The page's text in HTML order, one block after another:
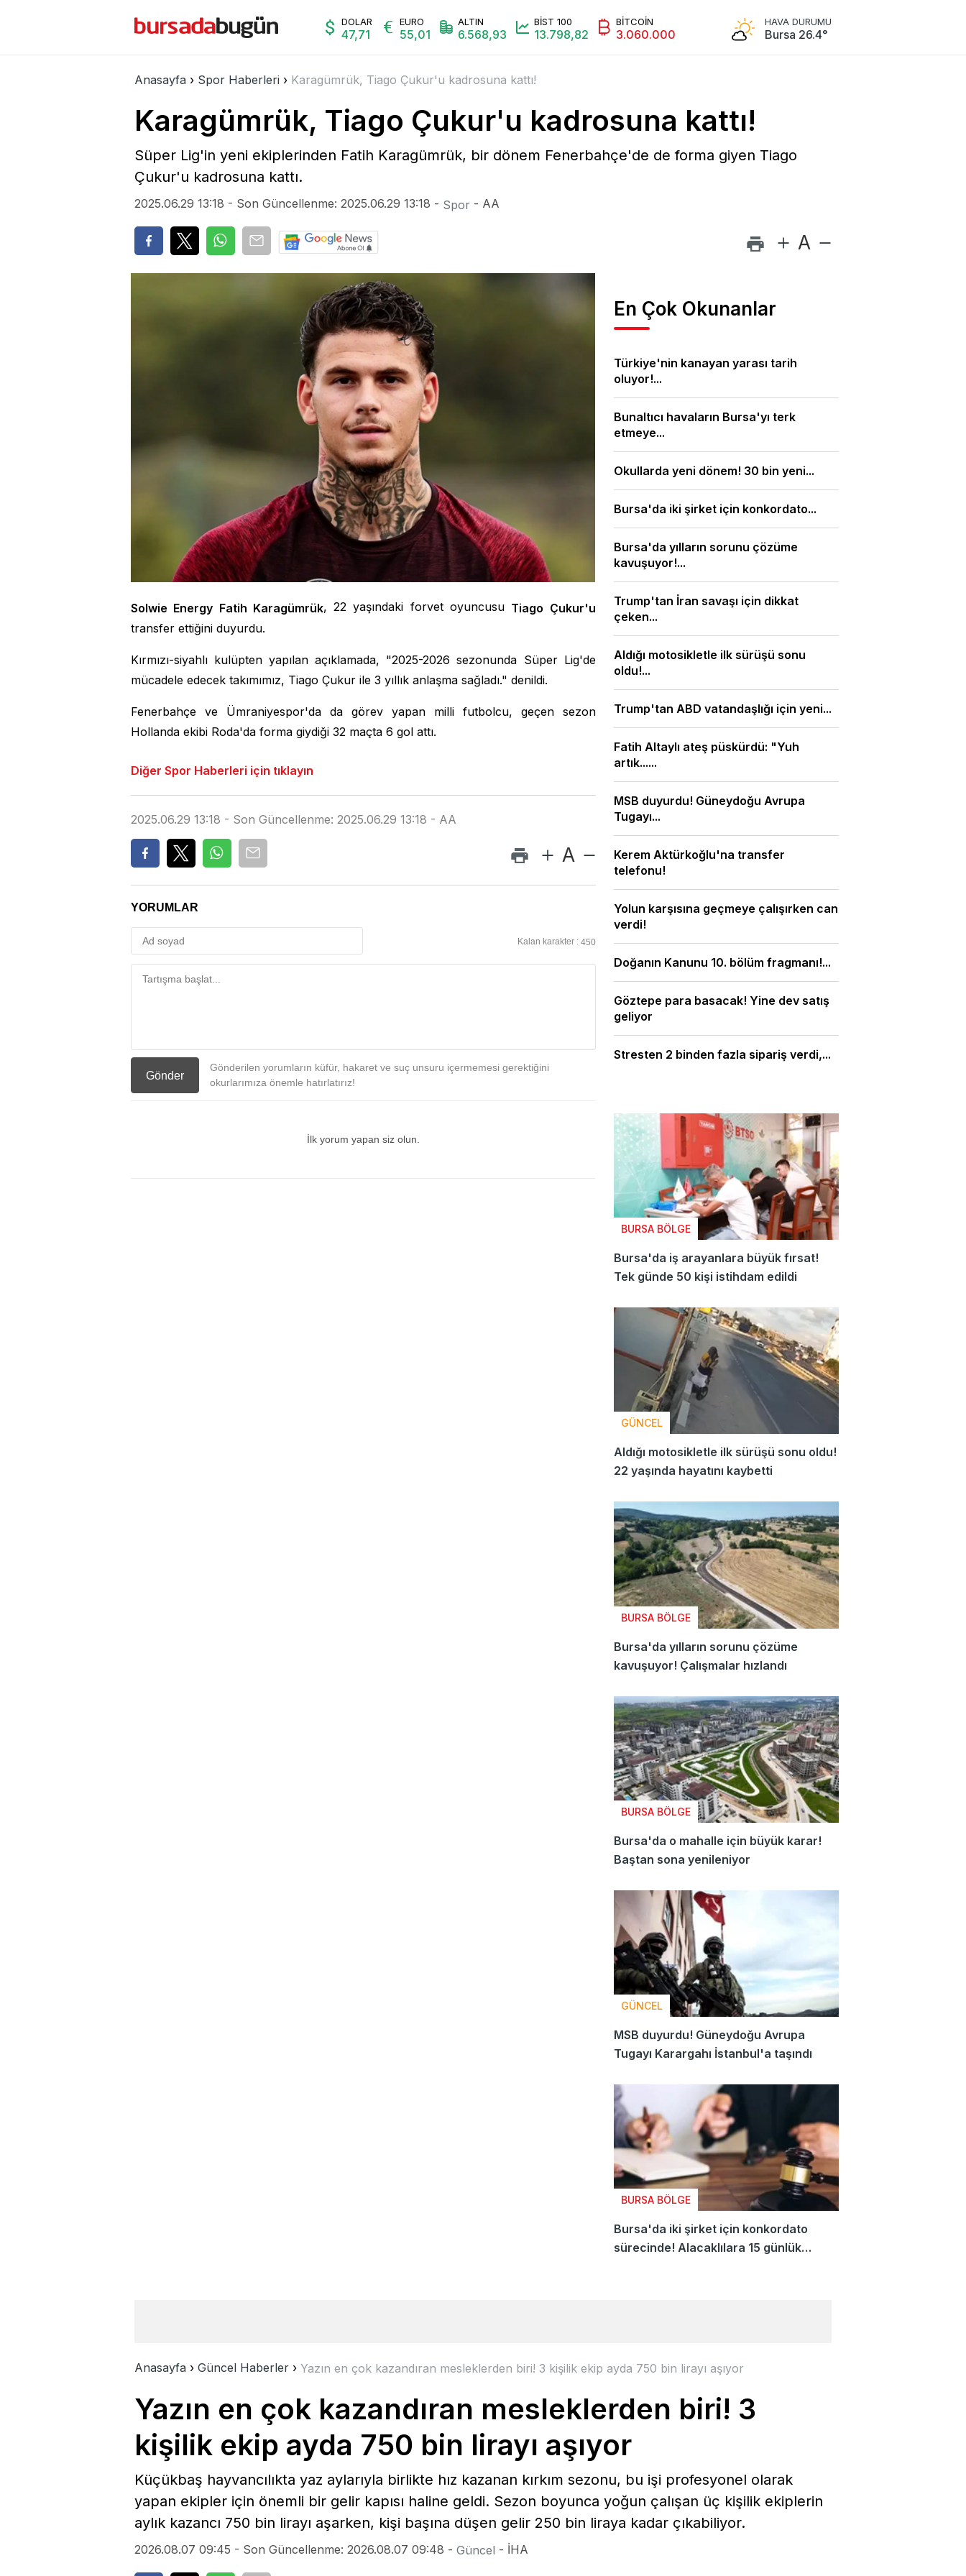
DOLAR
47,71
EURO
55,01
ALTIN
6.568,93
BİST 100
13.798,82
BİTCOİN
3.060.000
HAVA DURUMU
Bursa 26.4°
Bursa Bölge Spor Magazin Radyo Bursada Bugün Video Galeri Yazarlar
Anasayfa › Spor Haberleri › Karagümrük, Tiago Çukur'u kadrosuna kattı!
Karagümrük, Tiago Çukur'u kadrosuna kattı!
Süper Lig'in yeni ekiplerinden Fatih Karagümrük, bir dönem Fenerbahçe'de de forma giyen Tiago
Çukur'u kadrosuna kattı.
2025.06.29 13:18 - Son Güncellenme: 2025.06.29 13:18 - Spor - AA
A
Solwie Energy Fatih Karagümrük, 22 yaşındaki forvet oyuncusu Tiago Çukur'u
transfer ettiğini duyurdu.
Kırmızı-siyahlı kulüpten yapılan açıklamada, "2025-2026 sezonunda Süper Lig'de
mücadele edecek takımımız, Tiago Çukur ile 3 yıllık anlaşma sağladı." denildi.
Fenerbahçe ve Ümraniyespor'da da görev yapan milli futbolcu, geçen sezon
Hollanda ekibi Roda'da forma giydiği 32 maçta 6 gol attı.
Diğer Spor Haberleri için tıklayın
2025.06.29 13:18 - Son Güncellenme: 2025.06.29 13:18 - AA
A
YORUMLAR
Kalan karakter : 450
Gönder
Gönderilen yorumların küfür, hakaret ve suç unsuru içermemesi gerektiğini
okurlarımıza önemle hatırlatırız!
İlk yorum yapan siz olun.
En Çok Okunanlar
Türkiye'nin kanayan yarası tarih
oluyor!...
Bunaltıcı havaların Bursa'yı terk
etmeye...
Okullarda yeni dönem! 30 bin yeni...
Bursa'da iki şirket için konkordato...
Bursa'da yılların sorunu çözüme
kavuşuyor!...
Trump'tan İran savaşı için dikkat
çeken...
Aldığı motosikletle ilk sürüşü sonu
oldu!...
Trump'tan ABD vatandaşlığı için yeni...
Fatih Altaylı ateş püskürdü: "Yuh
artık......
MSB duyurdu! Güneydoğu Avrupa
Tugayı...
Kerem Aktürkoğlu'na transfer
telefonu!
Yolun karşısına geçmeye çalışırken can
verdi!
Doğanın Kanunu 10. bölüm fragmanı!...
Göztepe para basacak! Yine dev satış
geliyor
Stresten 2 binden fazla sipariş verdi,...
BURSA BÖLGE
Bursa'da iş arayanlara büyük fırsat!
Tek günde 50 kişi istihdam edildi
GÜNCEL
Aldığı motosikletle ilk sürüşü sonu oldu!
22 yaşında hayatını kaybetti
BURSA BÖLGE
Bursa'da yılların sorunu çözüme
kavuşuyor! Çalışmalar hızlandı
BURSA BÖLGE
Bursa'da o mahalle için büyük karar!
Baştan sona yenileniyor
GÜNCEL
MSB duyurdu! Güneydoğu Avrupa
Tugayı Karargahı İstanbul'a taşındı
BURSA BÖLGE
Bursa'da iki şirket için konkordato
sürecinde! Alacaklılara 15 günlük
Anasayfa › Güncel Haberler › Yazın en çok kazandıran mesleklerden biri! 3 kişilik ekip ayda 750 bin lirayı aşıyor
Yazın en çok kazandıran mesleklerden biri! 3
kişilik ekip ayda 750 bin lirayı aşıyor
Küçükbaş hayvancılıkta yaz aylarıyla birlikte hız kazanan kırkım sezonu, bu işi profesyonel olarak
yapan ekipler için önemli bir gelir kapısı haline geldi. Sezon boyunca yoğun çalışan üç kişilik ekiplerin
aylık kazancı 750 bin lirayı aşarken, kişi başına düşen gelir 250 bin liraya kadar çıkabiliyor.
2026.08.07 09:45 - Son Güncellenme: 2026.08.07 09:48 - Güncel - İHA